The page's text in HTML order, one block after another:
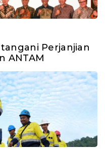
Perjanjian
ANTAM